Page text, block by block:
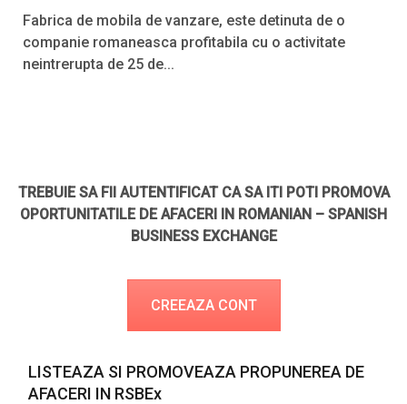
Fabrica de mobila de vanzare, este detinuta de o
companie romaneasca profitabila cu o activitate
neintrerupta de 25 de...
TREBUIE SA FII AUTENTIFICAT CA SA ITI POTI PROMOVA
OPORTUNITATILE DE AFACERI IN ROMANIAN – SPANISH
BUSINESS EXCHANGE
CREEAZA CONT
LISTEAZA SI PROMOVEAZA PROPUNEREA DE
AFACERI IN RSBEx